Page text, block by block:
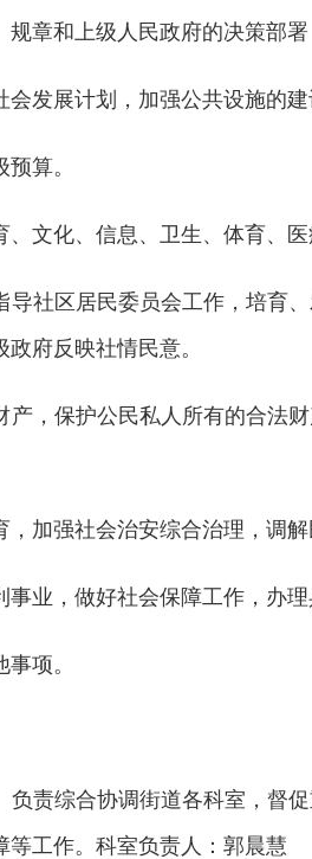
规章和上级人民政府的决策部
会发展计划，加强公共设施的
算。
、文化、信息、卫生、体育、
导社区居民委员会工作，培
府反映社情民意。
产，保护公民私人所有的合
，加强社会治安综合治理，调
业，做好社会保障工作，办理
项。
负责综合协调街道各科室，
工作。科室负责人：郭晨慧